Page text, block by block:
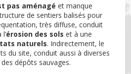
pas aménagé et manque
de sentiers balisés pour
très diffuse, conduit
l’érosion des sols et à une
naturels. Indirectement, le
du site, conduit aussi à diverses
dépôts sauvages.